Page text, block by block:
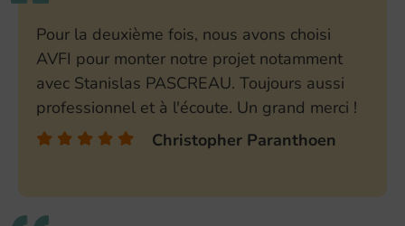
Pour la deuxième fois, nous avons choisi
AVFI pour monter notre projet notamment
avec Stanislas PASCREAU. Toujours aussi
professionnel et à l'écoute. Un grand merci !
Christopher Paranthoen